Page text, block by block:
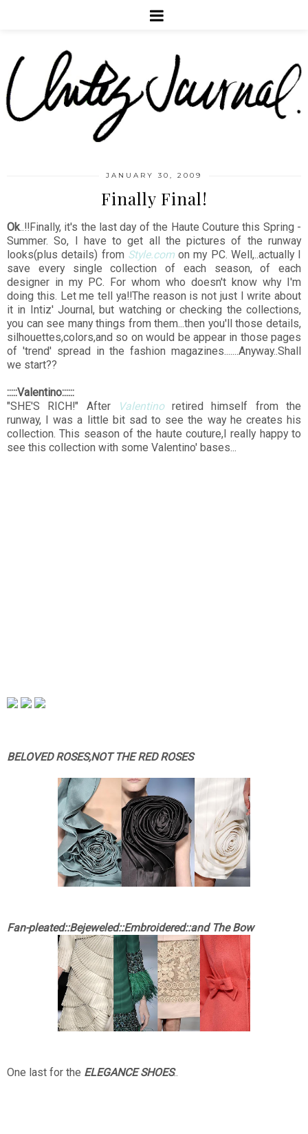
JANUARY 30, 2009
Finally Final!
Ok..!!Finally, it's the last day of the Haute Couture this Spring -
Summer. So, I have to get all the pictures of the runway
looks(plus details) from Style.com on my PC. Well,..actually I
save every single collection of each season, of each
designer in my PC. For whom who doesn't know why I'm
doing this. Let me tell ya!!The reason is not just I write about
it in Intiz' Journal, but watching or checking the collections,
you can see many things from them...then you'll those details,
silhouettes,colors,and so on would be appear in those pages
of 'trend' spread in the fashion magazines.......Anyway..Shall
we start??
:::::Valentino::::::
"SHE'S RICH!" After
Valentinoretired himself from the
runway, I was a little bit sad to see the way he creates his
collection. This season of the haute couture,I really happy to
see this collection with some Valentino' bases...
BELOVED ROSES,NOT THE RED ROSES
Fan-pleated::Bejeweled::Embroidered::and The Bow
One last for the ELEGANCE SHOES..